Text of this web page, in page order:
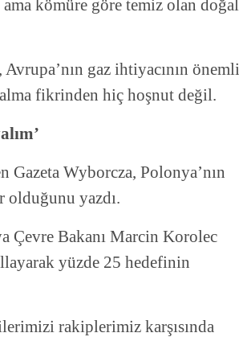
kömüre göre temiz olan doğal
gaz ihtiyacının önemli
fikrinden hiç hoşnut değil.
Gazeta Wyborcza, Polonya’nın
olduğunu yazdı.
Çevre Bakanı Marcin Korolec
yüzde 25 hedefinin
rakiplerimiz karşısında